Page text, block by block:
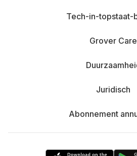
Tech-in-topstaat-
Grover Care
Juridisch
Abonnement